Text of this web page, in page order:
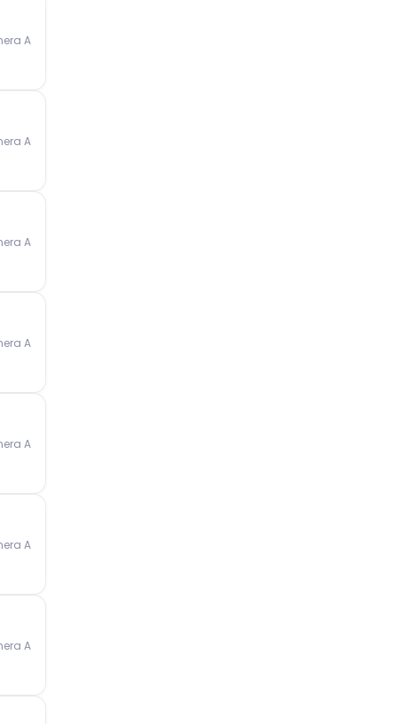
A
A
A
A
A
A
A